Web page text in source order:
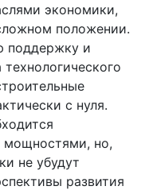
экономики,
положении.
поддержку и
с нуля.
мощностями, но,
не убудут
развития